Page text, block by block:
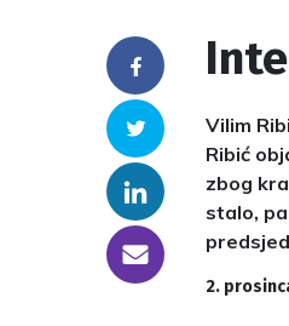
Facebook
Twitter
Linkedin
someone@yoursite.com
Vilim
Ribić
zbog
stalo,
2.